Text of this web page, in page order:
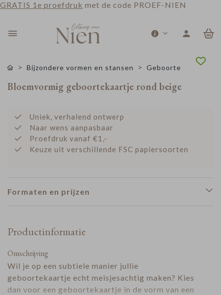
GRATIS 1e proefdruk met de code PROEF-NIEN
Bijzondere vormen en stansen Geboorte
Bloemvormig geboortekaartje rond beige
Uniek, verhalend ontwerp
Naar wens aanpasbaar
Proefdruk vanaf €1,-
Keuze uit verschillende FSC papiersoorten
Formaten en prijzen
Productinformatie
Omschrijving
Wil je op een subtiele manier jullie
geboortekaartje echt meisjesachtig maken? Kies
dan voor een geboortekaartje in de vorm van een